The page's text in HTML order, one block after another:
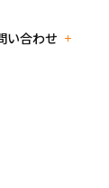
い合わせ